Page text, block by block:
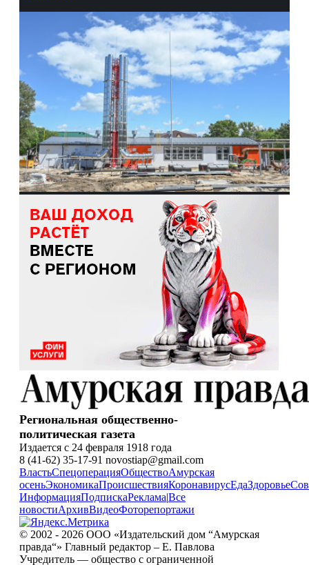
Региональная общественно-
политическая газета
Издается с 24 февраля 1918 года
8 (41-62) 35-17-91 novostiap@gmail.com
ВластьСпецоперацияОбществоАмурская
осеньЭкономикаПроисшествияКоронавирусЕдаЗдоровье
ИнформацияПодпискаРеклама|Все
новостиАрхивВидеоФоторепортажи
© 2002 - 2026 ООО «Издательский дом “Амурская
правда“» Главный редактор – Е. Павлова
Учредитель — общество с ограниченной